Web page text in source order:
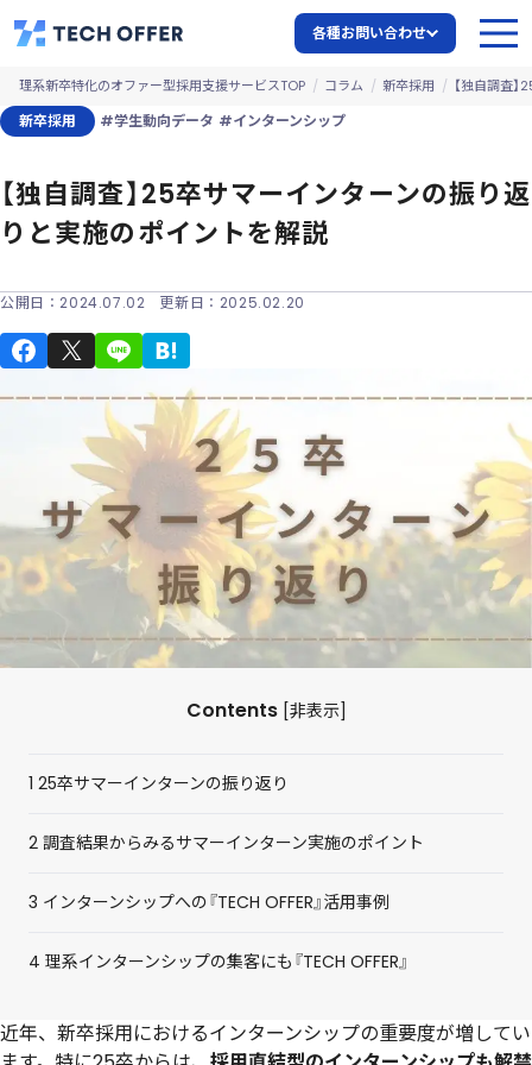
各種お問い合わせ
理系新卒特化のオファー型採用支援サービスTOP コラム 新卒採用 【独自調査
新卒採用 #学生動向データ #インターンシップ
【独自調査】25卒サマーインターンの振り返
りと実施のポイントを解説
公開日： 2024.07.02 更新日： 2025.02.20
Contents [非表示]
1 25卒サマーインターンの振り返り
2 調査結果からみるサマーインターン実施のポイント
3 インターンシップへの『TECH OFFER』活用事例
4 理系インターンシップの集客にも『TECH OFFER』
近年、新卒採用におけるインターンシップの重要度が増してい